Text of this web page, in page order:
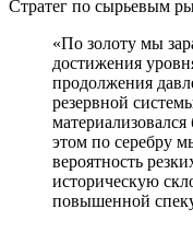
Стратег по сырьевым
«По золоту мы
достижения
продолжения
резервной
этом по серебру
вероятность
историческую
повышенной